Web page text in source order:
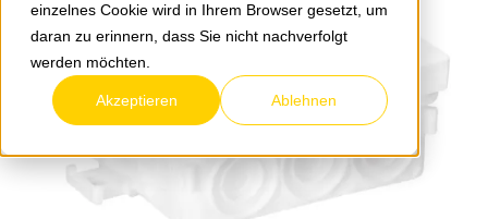
einzelnes Cookie wird in Ihrem Browser gesetzt, um
daran zu erinnern, dass Sie nicht nachverfolgt
werden möchten.
Akzeptieren Ablehnen